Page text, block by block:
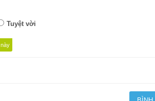
Tuyệt vời